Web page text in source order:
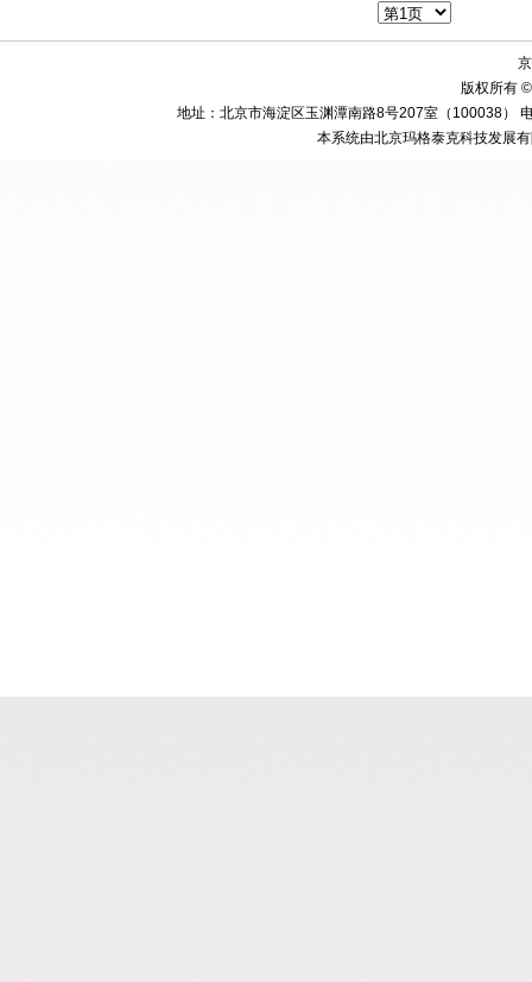
版权所有
地址：北京市海淀区玉渊潭南路8号207室（100038）
本系统由北京玛格泰克科技发展